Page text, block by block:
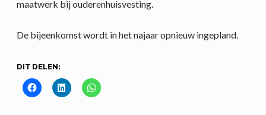
maatwerk bij ouderenhuisvesting.
De bijeenkomst wordt in het najaar opnieuw ingepland.
DIT DELEN: